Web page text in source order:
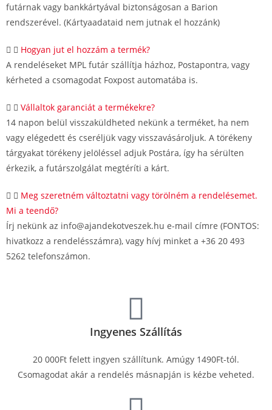
futárnak vagy bankkártyával biztonságosan a Barion
rendszerével. (Kártyaadataid nem jutnak el hozzánk)
Hogyan jut el hozzám a termék?
A rendeléseket MPL futár szállítja házhoz, Postapontra, vagy
kérheted a csomagodat Foxpost automatába is.
Vállaltok garanciát a termékekre?
14 napon belül visszaküldheted nekünk a terméket, ha nem
vagy elégedett és cseréljük vagy visszavásároljuk. A törékeny
tárgyakat törékeny jelöléssel adjuk Postára, így ha sérülten
érkezik, a futárszolgálat megtéríti a kárt.
Meg szeretném változtatni vagy törölném a rendelésemet.
Mi a teendő?
Írj nekünk az info@ajandekotveszek.hu e-mail címre (FONTOS:
hivatkozz a rendelésszámra), vagy hívj minket a +36 20 493
5262 telefonszámon.
Ingyenes Szállítás
20 000Ft felett ingyen szállítunk. Amúgy 1490Ft-tól.
Csomagodat akár a rendelés másnapján is kézbe veheted.